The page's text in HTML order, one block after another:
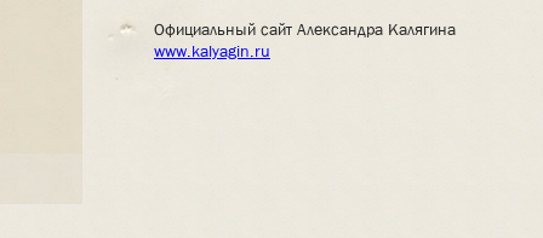
Официальный сайт Александра Калягина
www.kalyagin.ru